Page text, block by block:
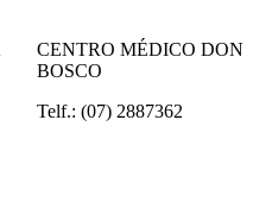
CENTRO MÉDICO DON
BOSCO
Telf.: (07) 2887362